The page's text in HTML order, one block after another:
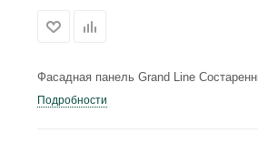
Фасадная панель Grand Line
Подробности